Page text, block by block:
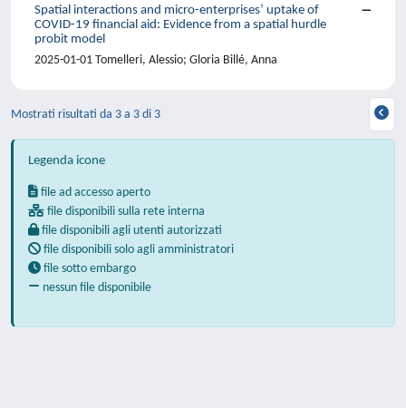
Spatial interactions and micro-enterprises’ uptake of
COVID-19 financial aid: Evidence from a spatial hurdle
probit model
2025-01-01 Tomelleri, Alessio; Gloria Billé, Anna
Mostrati risultati da 3 a 3 di 3
Legenda icone
file ad accesso aperto
file disponibili sulla rete interna
file disponibili agli utenti autorizzati
file disponibili solo agli amministratori
file sotto embargo
nessun file disponibile